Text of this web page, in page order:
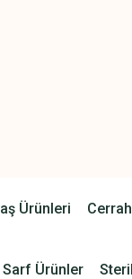
Ürünleri
Ürünler